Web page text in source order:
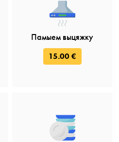
Памыем выцяжку
15.00 €